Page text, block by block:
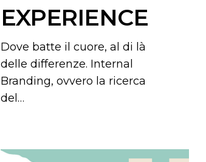
EXPERIENCE
Dove batte il cuore, al di là
delle differenze. Internal
Branding, ovvero la ricerca
del…
Prima